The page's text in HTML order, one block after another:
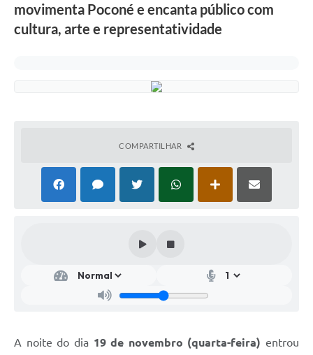
movimenta Poconé e encanta público com
cultura, arte e representatividade
COMPARTILHAR
A noite do dia 19 de novembro (quarta-feira) entrou